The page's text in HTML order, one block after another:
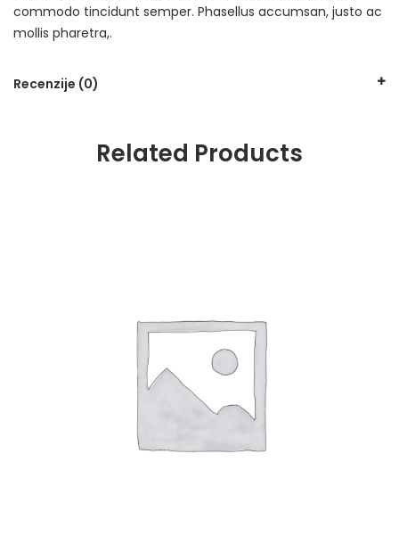
commodo tincidunt semper. Phasellus accumsan, justo ac
mollis pharetra,.
Recenzije (0)
Related Products